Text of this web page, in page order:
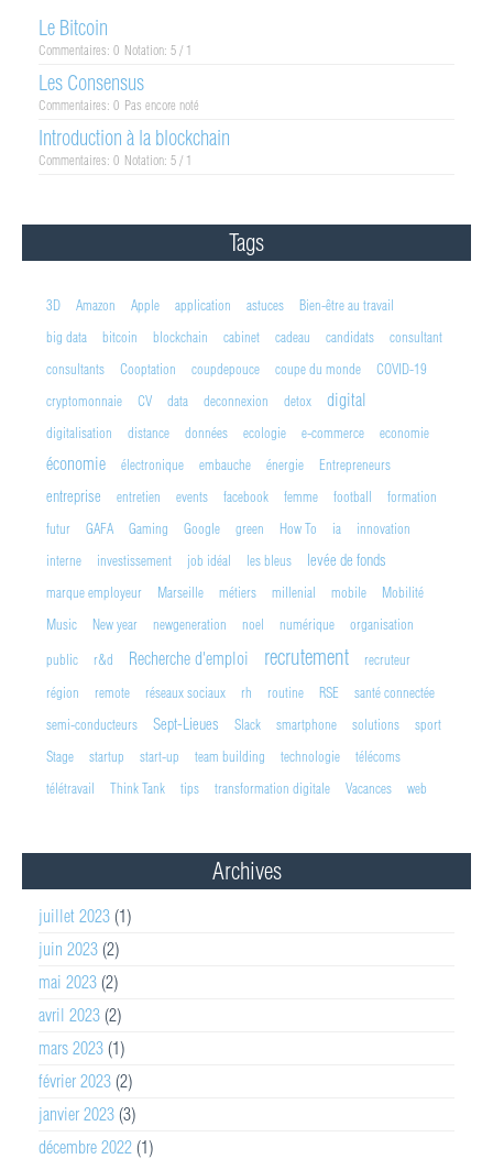
Le Bitcoin
Commentaires: 0 Notation: 5 / 1
Les Consensus
Commentaires: 0 Pas encore noté
Introduction à la blockchain
Commentaires: 0 Notation: 5 / 1
Tags
3D Amazon Apple application astuces
Bien-être au travail
big data
bitcoin blockchain cabinet cadeau candidats
consultant
consultants
Cooptation coupdepouce coupe du monde
COVID-19
cryptomonnaie
CV data deconnexion detox digital
digitalisation distance données ecologie e-commerce economie
économie électronique embauche énergie Entrepreneurs
entreprise entretien events facebook femme football
formation
futur
GAFA Gaming Google green How To ia
innovation
interne
investissement job idéal les bleus levée de fonds
marque employeur Marseille métiers millenial mobile
Mobilité
Music
New year newgeneration noel numérique
organisation
public
r&d Recherche d'emploi recrutement
recruteur
région
remote réseaux sociaux rh routine RSE
santé connectée
semi-conducteurs
Sept-Lieues Slack smartphone solutions
sport
Stage
startup start-up team building technologie
télécoms
télétravail
Think Tank tips transformation digitale Vacances web
Archives
juillet 2023 (1)
juin 2023 (2)
mai 2023 (2)
avril 2023 (2)
mars 2023 (1)
février 2023 (2)
janvier 2023 (3)
décembre 2022 (1)